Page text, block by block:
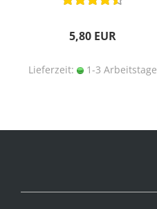
5,80 EUR
Lieferzeit: 1-3 Arbeitstage